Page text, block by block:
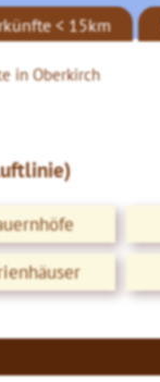
in Oberkirch
< 15km